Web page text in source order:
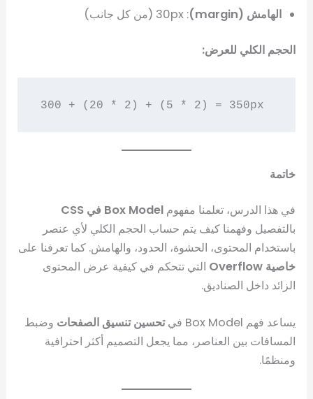
الهامش (margin) : 30px (من كل جانب)
الحجم الكلي للعرض:
300 + (20 * 2) + (5 * 2) = 350px
خاتمة
في هذا الدرس، تعلمنا مفهومBox Model في CSS
بالتفصيل وفهمنا كيف يتم حساب الحجم الكلي لأي عنصر
باستخدام المحتوى، الحشوة، الحدود، والهامش. كما تعرفنا على
خاصية Overflow
التي تتحكم في كيفية عرض المحتوى
الزائد داخل الصناديق.
يساعد فهم Box Model في تحسين تنسيق الصفحات وضبط
المسافات بين العناصر، مما يجعل التصميم أكثر احترافية
ومنظمًا.